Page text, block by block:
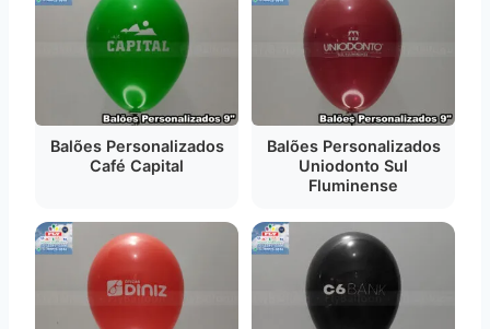
Balões Personalizados
Café Capital
Balões Personalizados
Uniodonto Sul
Fluminense